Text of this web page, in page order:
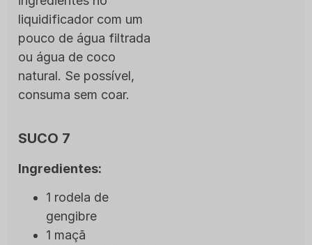
liquidificador com um
pouco de água filtrada
ou água de coco
natural. Se possível,
consuma sem coar.
SUCO 7
Ingredientes:
1 rodela de
gengibre
1 maçã